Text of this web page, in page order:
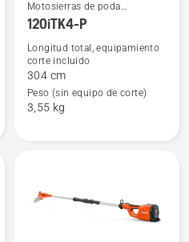
Ver
detalles
sobre
120iTK4-
Motosierras de poda
eléctricas y a batería
120iTK4-P
Longitud total, equipamiento
corte incluido
304 cm
Peso (sin equipo de corte)
3,55 kg